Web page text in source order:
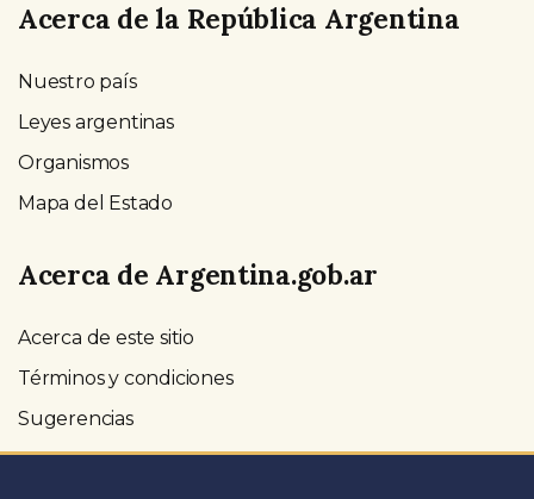
Acerca de la República Argentina
Nuestro país
Leyes argentinas
Organismos
Mapa del Estado
Acerca de Argentina.gob.ar
Acerca de este sitio
Términos y condiciones
Sugerencias